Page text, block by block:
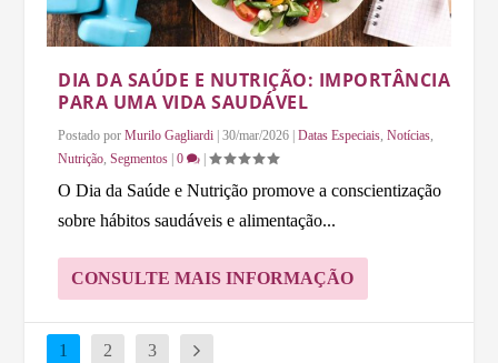
DIA DA SAÚDE E NUTRIÇÃO: IMPORTÂNCIA
PARA UMA VIDA SAUDÁVEL
Postado porMurilo Gagliardi |30/mar/2026 |Datas Especiais ,Notícias
Nutrição ,Segmentos |0 |
O Dia da Saúde e Nutrição promove a conscientização
sobre hábitos saudáveis e alimentação...
CONSULTE MAIS INFORMAÇÃO
1 2 3